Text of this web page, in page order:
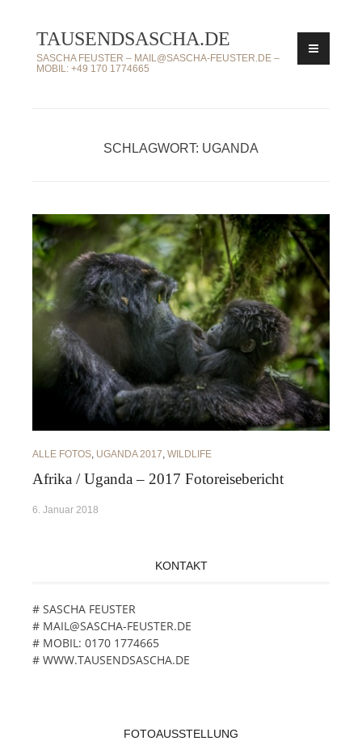
Inhalt
springen
TAUSENDSASCHA.DE
SASCHA FEUSTER – MAIL@SASCHA-FEUSTER.DE –
MOBIL: +49 170 1774665
SCHLAGWORT: UGANDA
ALLE FOTOS UGANDA 2017 WILDLIFE
Afrika / Uganda – 2017 Fotoreisebericht
6. Januar 2018
KONTAKT
# SASCHA FEUSTER
# MAIL@SASCHA-FEUSTER.DE
# MOBIL: 0170 1774665
# WWW.TAUSENDSASCHA.DE
FOTOAUSSTELLUNG